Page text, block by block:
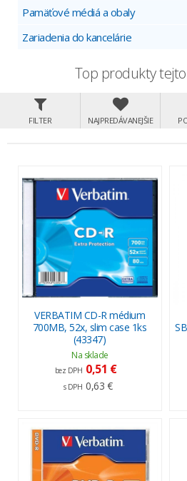
Pamäťové médiá a obaly
Zariadenia do kancelárie
Top produkty
FILTER NAJPREDÁVANEJŠIE
VERBATIM CD-R médium
700MB, 52x, slim case 1ks
(43347)
Na sklade
bez DPH 0,51 €
s DPH 0,63 €